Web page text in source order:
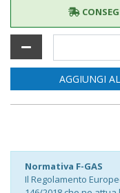
AGGIUNGI
Normativa F-GAS
Il Regolamento